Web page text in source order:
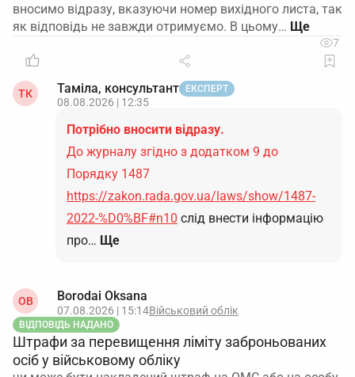
вносимо відразу, вказуючи номер вихідного листа, так
як відповідь не завжди отримуємо. В цьому…
7
ТК Таміла, консультант ЕКСПЕРТ
08.08.2026 | 12:35
Потрібно вносити відразу.
До журналу згідно з додатком 9 до
Порядку 1487
https://zakon.rada.gov.ua/laws/show/1487-
2022-%D0%BF#n10 слід внести інформацію
про… Ще
OB Borodai Oksana
07.08.2026 | 15:14Військовий облік
ВІДПОВІДЬ НАДАНО
Штрафи за перевищення ліміту заброньованих
осіб у військовому обліку